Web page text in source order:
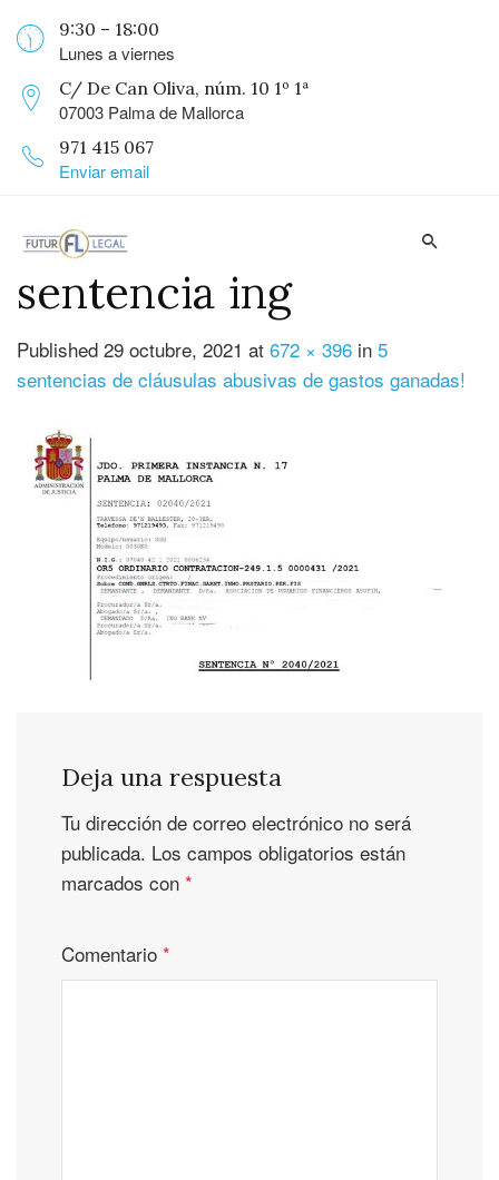
9:30 – 18:00
Lunes a viernes
C/ De Can Oliva, núm. 10 1º 1ª
07003 Palma de Mallorca
971 415 067
Enviar email
sentencia ing
Published 29 octubre, 2021 at 672 × 396 in 5
sentencias de cláusulas abusivas de gastos ganadas!
Deja una respuesta
Tu dirección de correo electrónico no será
publicada. Los campos obligatorios están
marcados con *
Comentario *